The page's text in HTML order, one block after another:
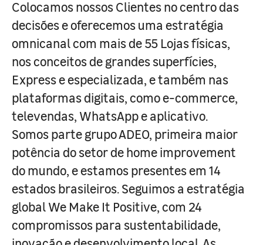
Colocamos nossos Clientes no centro das
decisões e oferecemos uma estratégia
omnicanal com mais de 55 Lojas físicas,
nos conceitos de grandes superfícies,
Express e especializada, e também nas
plataformas digitais, como e-commerce,
televendas, WhatsApp e aplicativo.
Somos parte grupo ADEO, primeira maior
potência do setor de home improvement
do mundo, e estamos presentes em 14
estados brasileiros. Seguimos a estratégia
global We Make It Positive, com 24
compromissos para sustentabilidade,